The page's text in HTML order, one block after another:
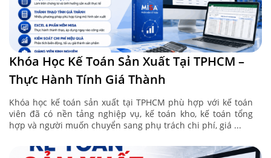
Khóa Học Kế Toán Sản Xuất Tại TPHCM –
Thực Hành Tính Giá Thành
Khóa học kế toán sản xuất tại TPHCM phù hợp với kế toán
viên đã có nền tảng nghiệp vụ, kế toán kho, kế toán tổng
hợp và người muốn chuyển sang phụ trách chi phí, giá ...